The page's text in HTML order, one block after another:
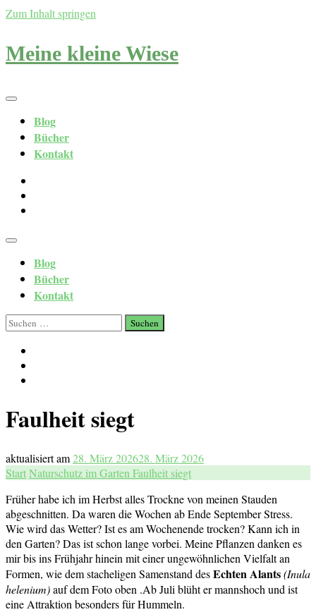
Zum Inhalt springen
Meine kleine Wiese
Blog
Bücher
Kontakt
Blog
Bücher
Kontakt
Suchen
nach:
Faulheit siegt
aktualisiert am28. März 202628. März 2026
StartNaturschutz im Garten Faulheit siegt
Früher habe ich im Herbst alles Trockne von meinen Stauden
abgeschnitten. Da waren die Wochen ab Ende September Stress.
Wie wird das Wetter? Ist es am Wochenende trocken? Kann ich in
den Garten? Das ist schon lange vorbei. Meine Pflanzen danken es
mir bis ins Frühjahr hinein mit einer ungewöhnlichen Vielfalt an
Formen, wie dem stacheligen Samenstand desEchten Alants(Inula
helenium)auf dem Foto oben .Ab Juli blüht er mannshoch und ist
eine Attraktion besonders für Hummeln.